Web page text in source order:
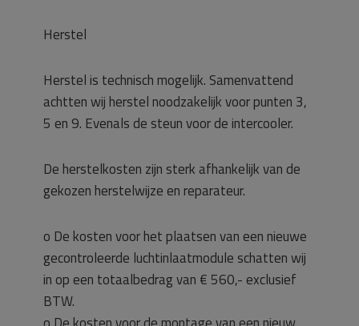
Herstel
Herstel is technisch mogelijk. Samenvattend
achtten wij herstel noodzakelijk voor punten 3,
5 en 9. Evenals de steun voor de intercooler.
De herstelkosten zijn sterk afhankelijk van de
gekozen herstelwijze en reparateur.
o De kosten voor het plaatsen van een nieuwe
gecontroleerde luchtinlaatmodule schatten wij
in op een totaalbedrag van € 560,- exclusief
BTW.